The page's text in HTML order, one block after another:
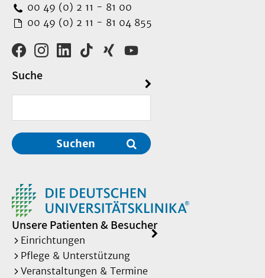
00 49 (0) 2 11 - 81 00
00 49 (0) 2 11 - 81 04 855
Suche
Suchen
Unsere Patienten & Besucher
Einrichtungen
Pflege & Unterstützung
Veranstaltungen & Termine